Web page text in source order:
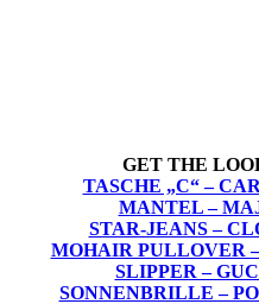
GET THE
TASCHE „C“ –
MANTEL –
STAR-JEANS –
MOHAIR PULLOVER
SLIPPER –
SONNENBRILLE –